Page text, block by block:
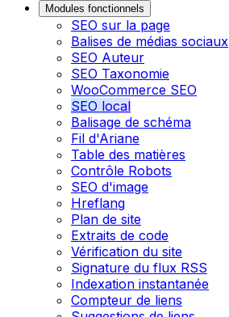
Modules fonctionnels
SEO sur la page
Balises de médias sociaux
SEO Auteur
SEO Taxonomie
WooCommerce SEO
SEO local
Balisage de schéma
Fil d'Ariane
Table des matières
Contrôle Robots
SEO d'image
Hreflang
Plan de site
Extraits de code
Vérification du site
Signature du flux RSS
Indexation instantanée
Compteur de liens